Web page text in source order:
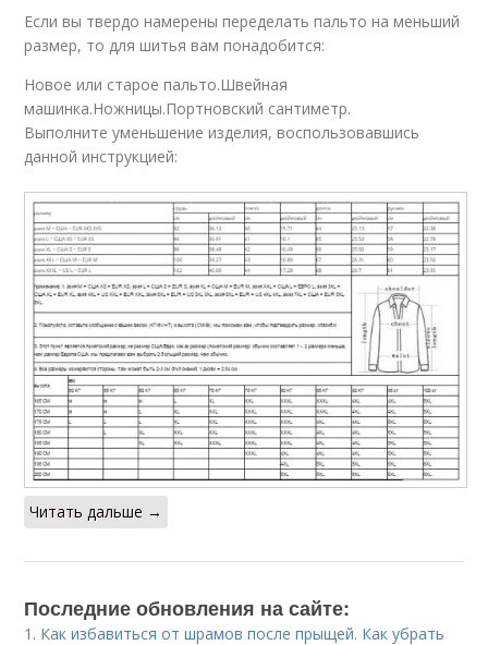
Если вы твердо намерены переделать пальто на меньший
размер, то для шитья вам понадобится:
Новое или старое пальто.Швейная
машинка.Ножницы.Портновский сантиметр.
Выполните уменьшение изделия, воспользовавшись
данной инструкцией:
Читать дальше →
Последние обновления на сайте:
1. Как избавиться от шрамов после прыщей. Как убрать